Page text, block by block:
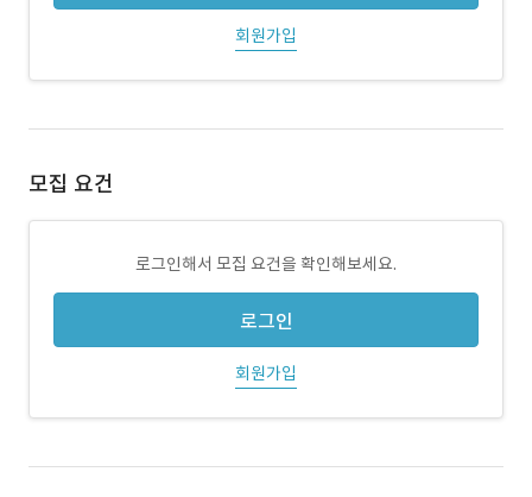
회원가입
모집 요건
로그인해서 모집 요건을 확인해보세요.
로그인
회원가입